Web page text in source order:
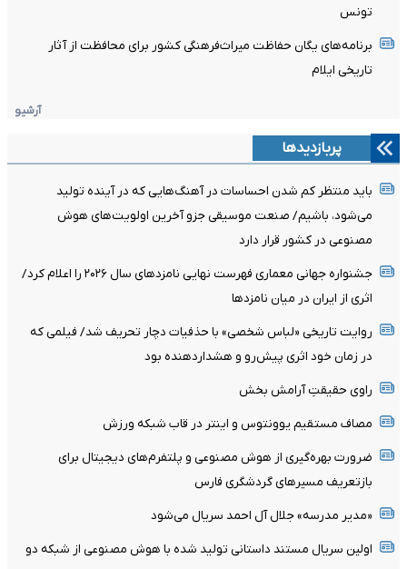
تونس
برنامه‌های یگان حفاظت میراث‌فرهنگی کشور برای محافظت از آثار
تاریخی ایلام
آرشیو
پربازدیدها
باید منتظر کم شدن احساسات در آهنگ‌هایی که در آینده تولید
می‌شود، باشیم/ صنعت موسیقی جزو آخرین اولویت‌های هوش
مصنوعی در کشور قرار دارد
جشنواره جهانی معماری فهرست نهایی نامزدهای سال ۲۰۲۶ را اعلام کرد/
اثری از ایران در میان نامزدها
روایت تاریخی «لباس شخصی» با حذفیات دچار تحریف شد/ فیلمی که
در زمان خود اثری پیش‌رو و هشداردهنده بود
راوی حقیقتِ آرامش‌ بخش
مصاف مستقیم یوونتوس و اینتر در قاب شبکه ورزش
ضرورت بهره‌گیری از هوش مصنوعی و پلتفرم‌های دیجیتال برای
بازتعریف مسیرهای گردشگری فارس
«مدیر مدرسه» جلال آل احمد سریال می‌شود
اولین سریال مستند داستانی تولید شده با هوش مصنوعی از شبکه دو